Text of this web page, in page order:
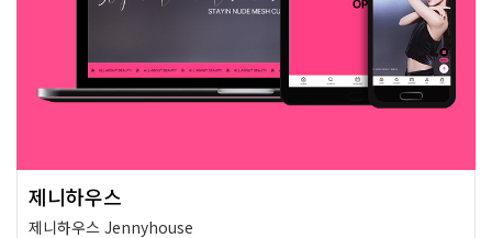
제니하우스
제니하우스 Jennyhouse